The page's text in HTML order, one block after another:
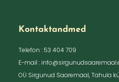
Kontaktandmed
Telefon : 53 404 709
E-mail :
OÜ Sirgunud Saaremaal, Tahula